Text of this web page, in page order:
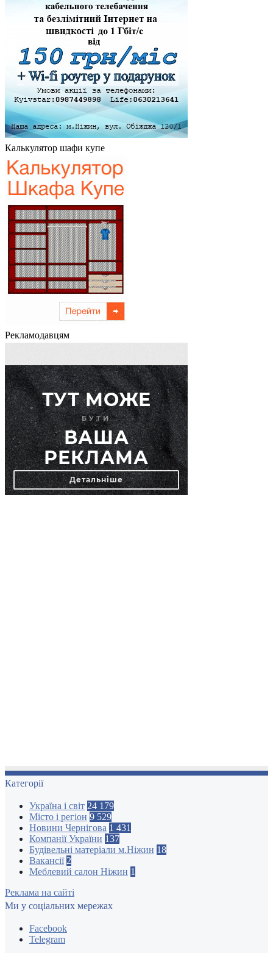
Калькулятор шафи купе
Рекламодавцям
Категорії
Україна і світ 24 179
Місто і регіон 9 529
Новини Чернігова 1 431
Компанії України 137
Будівельні матеріали м.Ніжин 18
Вакансії 2
Меблевий салон Ніжин 1
Реклама на сайті
Ми у соціальних мережах
Facebook
Telegram